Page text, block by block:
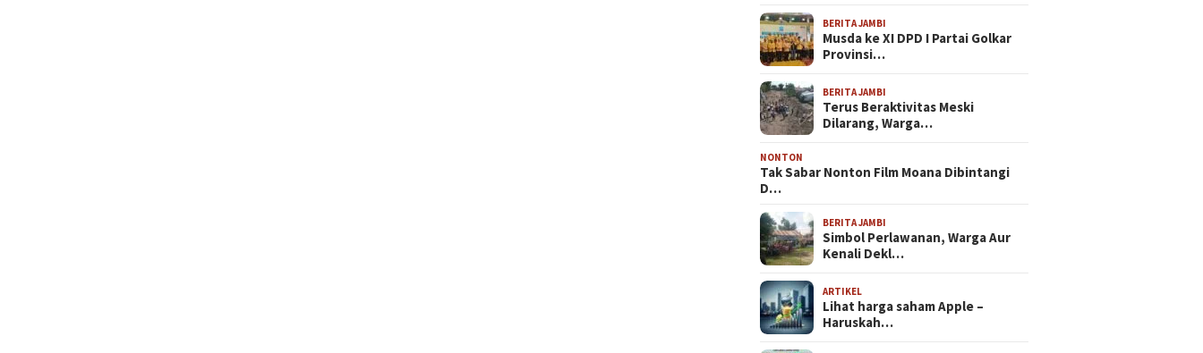
BERITA JAMBI
Musda ke XI DPD I Partai Golkar
Provinsi…
BERITA JAMBI
Terus Beraktivitas Meski
Dilarang, Warga…
NONTON
Tak Sabar Nonton Film Moana Dibintangi
D…
BERITA JAMBI
Simbol Perlawanan, Warga Aur
Kenali Dekl…
ARTIKEL
Lihat harga saham Apple –
Haruskah…